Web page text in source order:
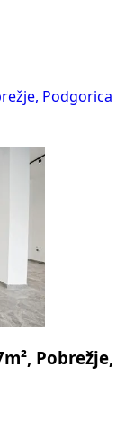
Podgorica
Pobrežje,